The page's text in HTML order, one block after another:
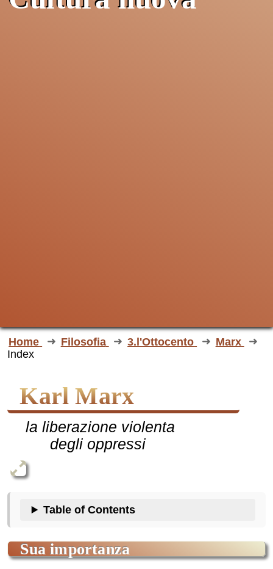
Home Filosofia 3.l'Ottocento
Marx
Index
Karl Marx
la liberazione violenta
degli oppressi
Table of Contents
sua importanza